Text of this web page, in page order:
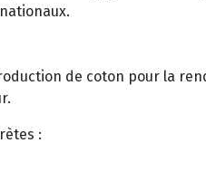
de coton pour la
: